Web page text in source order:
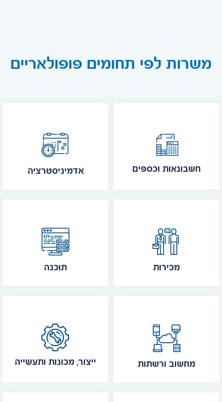
משרות לפי תחומים פופולאריים
אדמיניסטרציה חשבונאות וכספים
תוכנה מכירות
ייצור, מכונות ותעשייה מחשוב ורשתות